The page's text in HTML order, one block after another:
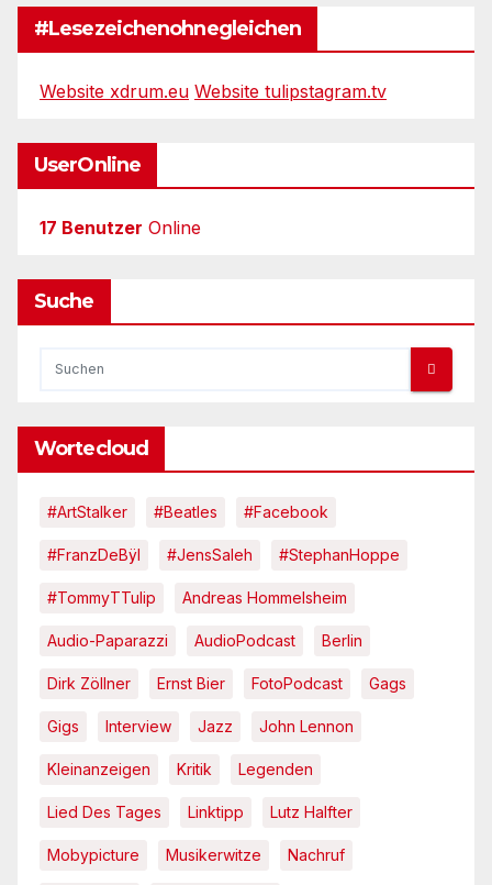
#Lesezeichenohnegleichen
Website xdrum.eu Website tulipstagram.tv
UserOnline
17 Benutzer Online
Suche
Wortecloud
#ArtStalker #Beatles #Facebook
#FranzDeBÿl #JensSaleh #StephanHoppe
#TommyTTulip Andreas Hommelsheim
Audio-Paparazzi AudioPodcast Berlin
Dirk Zöllner Ernst Bier FotoPodcast Gags
Gigs Interview Jazz John Lennon
Kleinanzeigen Kritik Legenden
Lied Des Tages Linktipp Lutz Halfter
Mobypicture Musikerwitze Nachruf